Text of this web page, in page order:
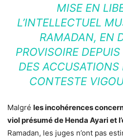
MISE EN
L’INTELLECTUEL
RAMADAN, EN
PROVISOIRE
DES ACCUSATIONS
CONTESTE
Malgré les incohérences
viol présumé de Henda Ayari et
Ramadan, les juges n’ont pas